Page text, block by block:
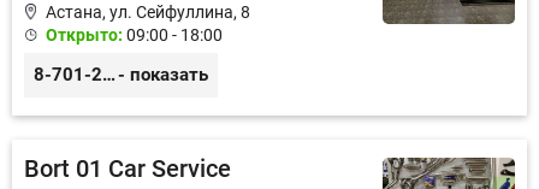
Астана, ул. Сейфуллина, 8
Открыто: 09:00 - 18:00
8-701-250-88-00- показать
Bort 01 Car Service